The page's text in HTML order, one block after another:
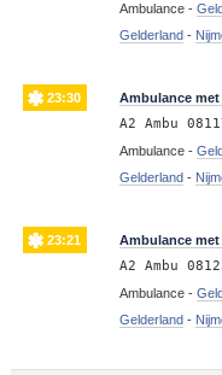
Ambulance -
Gelderland-
23:30 Ambulance
A2 Ambu
Ambulance -
Gelderland-
23:21 Ambulance
A2 Ambu
Ambulance -
Gelderland-